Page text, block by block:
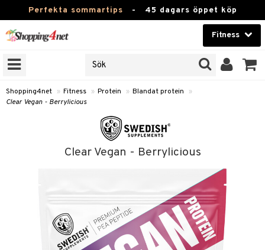
Perfekta sommartips - 45 dagars öppet köp
Fitness
Skönhet
Kontaktlinser
Leksaker, Barn & Baby
Varumärken
Shopping4net » Fitness » Protein » Blandat protein
»
Clear Vegan - Berrylicious
Clear Vegan - Berrylicious